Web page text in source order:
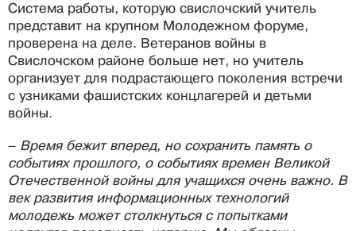
Система работы, которую свислочский учитель
представит на крупном Молодежном форуме,
проверена на деле. Ветеранов войны в
Свислочском районе больше нет, но учитель
организует для подрастающего поколения встречи
с узниками фашистских концлагерей и детьми
войны.
– Время бежит вперед, но сохранить память о
событиях прошлого, о событиях времен Великой
Отечественной войны для учащихся очень важно. В
век развития информационных технологий
молодежь может столкнуться с попытками